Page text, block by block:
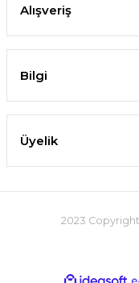
Alışveriş
Bilgi
Üyelik
2023 Copyright